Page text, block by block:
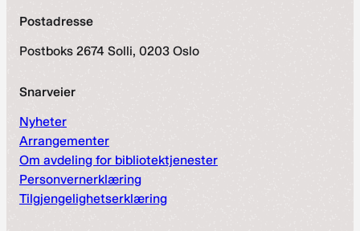
Postadresse
Postboks 2674 Solli, 0203 Oslo
Snarveier
Nyheter
Arrangementer
Om avdeling for bibliotektjenester
Personvernerklæring
Tilgjengelighetserklæring